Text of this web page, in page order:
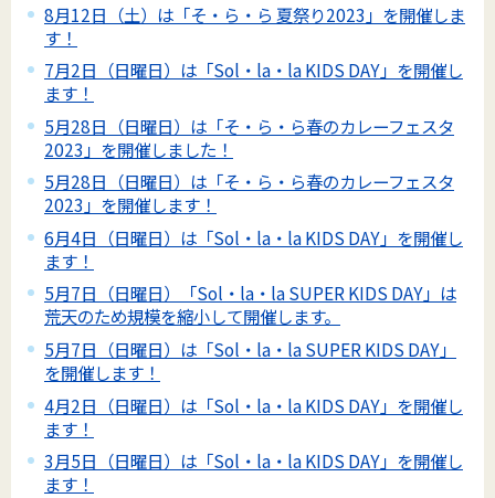
8月12日（土）は「そ・ら・ら 夏祭り2023」を開催しま
す！
7月2日（日曜日）は「Sol・la・la KIDS DAY」を開催し
ます！
5月28日（日曜日）は「そ・ら・ら春のカレーフェスタ
2023」を開催しました！
5月28日（日曜日）は「そ・ら・ら春のカレーフェスタ
2023」を開催します！
6月4日（日曜日）は「Sol・la・la KIDS DAY」を開催し
ます！
5月7日（日曜日）「Sol・la・la SUPER KIDS DAY」は
荒天のため規模を縮小して開催します。
5月7日（日曜日）は「Sol・la・la SUPER KIDS DAY」
を開催します！
4月2日（日曜日）は「Sol・la・la KIDS DAY」を開催し
ます！
3月5日（日曜日）は「Sol・la・la KIDS DAY」を開催し
ます！